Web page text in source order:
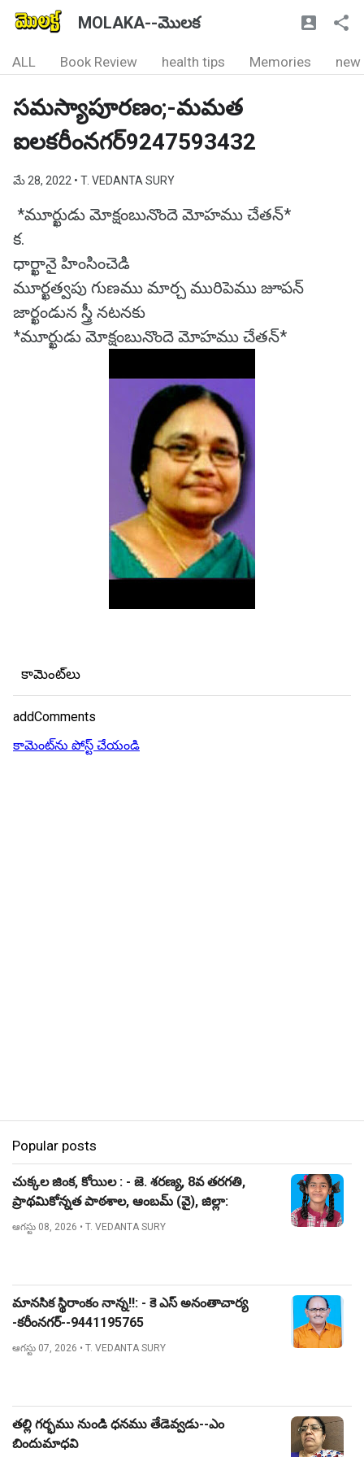
MOLAKA--మొలక
ALL Book Review health tips Memories new
సమస్యాపూరణం;-మమత
ఐలకరీంనగర్9247593432
మే 28, 2022 • T. VEDANTA SURY
*మూర్ఖుడు మోక్షంబునొందె మోహము చేతన్*
క.
ధార్ఖానై హింసించెడి
మూర్ఖత్వపు గుణము మార్చ మురిపెము జూపన్
జార్ఖండున స్త్రీ నటనకు
*మూర్ఖుడు మోక్షంబునొందె మోహము చేతన్*
కామెంట్‌లు
addComments
కామెంట్‌ను పోస్ట్ చేయండి
Popular posts
చుక్కల జింక, కోయిల : - జె. శరణ్య, 8వ తరగతి,
ప్రాథమికోన్నత పాఠశాల, ఆంబమ్ (వై), జిల్లా:
నిజామాబాద్.
ఆగస్టు 08, 2026 • T. VEDANTA SURY
మానసిక స్థిరాంకం నాన్న!!: - కె ఎస్ అనంతాచార్య
-కరీంనగర్--9441195765
ఆగస్టు 07, 2026 • T. VEDANTA SURY
తల్లి గర్భము నుండి ధనము తేడెవ్వడు--ఎం
బిందుమాధవి